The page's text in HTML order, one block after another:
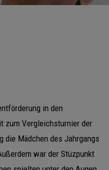
in den
zum Vergleichsturnier der
die Mädchen des Jahrgangs
war der Stüzpunkt